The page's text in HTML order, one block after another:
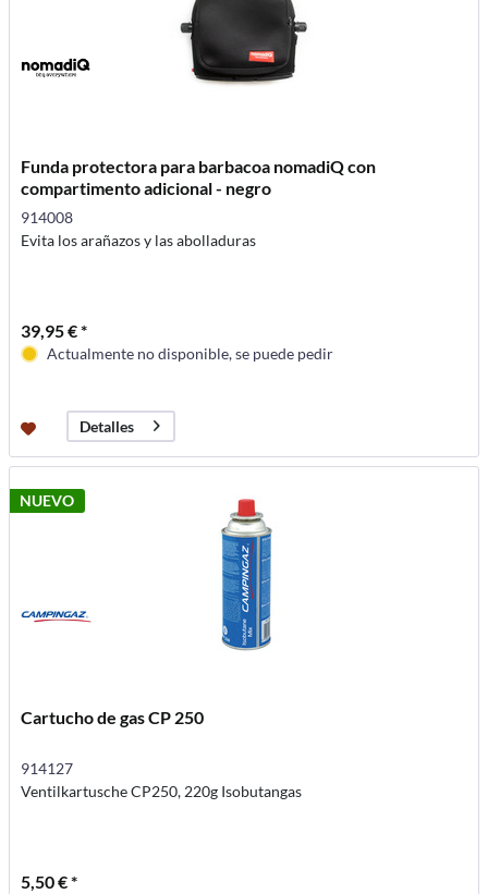
Funda protectora para barbacoa nomadiQ con
compartimento adicional - negro
914008
Evita los arañazos y las abolladuras
39,95 € *
Actualmente no disponible, se puede pedir
Detalles
NUEVO
Cartucho de gas CP 250
914127
Ventilkartusche CP250, 220g Isobutangas
5,50 € *